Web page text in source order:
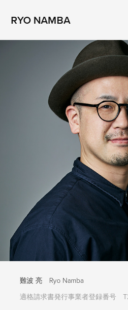
RYO NAMBA
難波 亮 Ryo Namba
適格請求書発行事業者登録番号